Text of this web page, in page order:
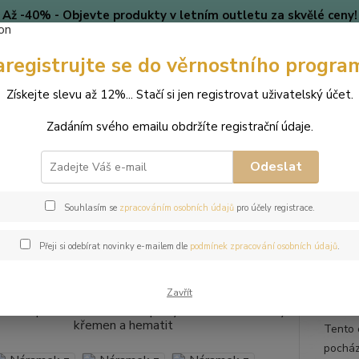
Až -40% - Objevte produkty v letním outletu za skvělé ceny!
🎄 VÁNOCE Blog
Hledat
(Po-
Náramek z přírodních kamenů a perly Swarovski -
z přírodních kamenů a
Tento
se do věrnostního
Získejte slevu až 12%... Stačí si jen registrovat uživatelský účet.
Zadáním svého emailu obdržíte registrační údaje.
Odeslat
Souhlasím se zpracováním osobních údajůpro účely registrace.
Přeji si odebírat novinky e-mailem dle podmínek zpracování osobních údajů.
Zavřít